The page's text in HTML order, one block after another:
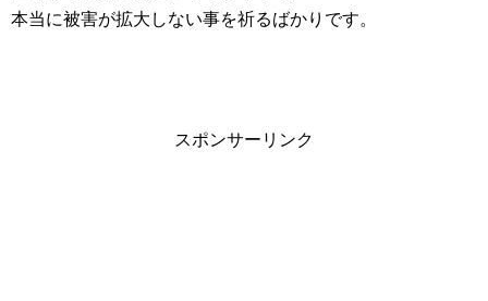
本当に被害が拡大しない事を祈るばかりです。
スポンサーリンク